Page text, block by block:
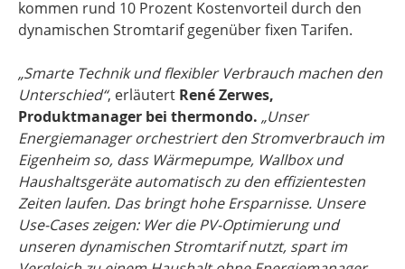
kommen rund 10 Prozent Kostenvorteil durch den
dynamischen Stromtarif gegenüber fixen Tarifen.
„Smarte Technik und flexibler Verbrauch machen den
Unterschied“, erläutert René Zerwes,
Produktmanager bei thermondo. „Unser
Energiemanager orchestriert den Stromverbrauch im
Eigenheim so, dass Wärmepumpe, Wallbox und
Haushaltsgeräte automatisch zu den effizientesten
Zeiten laufen. Das bringt hohe Ersparnisse. Unsere
Use-Cases zeigen: Wer die PV-Optimierung und
unseren dynamischen Stromtarif nutzt, spart im